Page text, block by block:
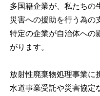
多国籍企業が、私たちの
災害への援助を行う為の
特定の企業が自治体への
がります。
放射性廃棄物処理事業に
水道事業受託や災害協定